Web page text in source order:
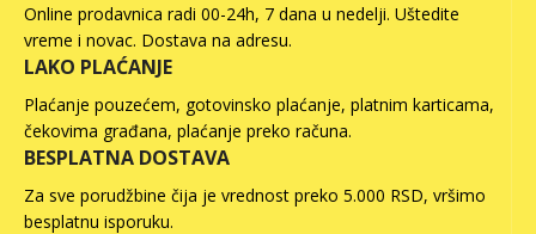
Online prodavnica radi 00-24h, 7 dana u nedelji. Uštedite
vreme i novac. Dostava na adresu.
LAKO PLAĆANJE
Plaćanje pouzećem, gotovinsko plaćanje, platnim karticama,
čekovima građana, plaćanje preko računa.
BESPLATNA DOSTAVA
Za sve porudžbine čija je vrednost preko 5.000 RSD, vršimo
besplatnu isporuku.